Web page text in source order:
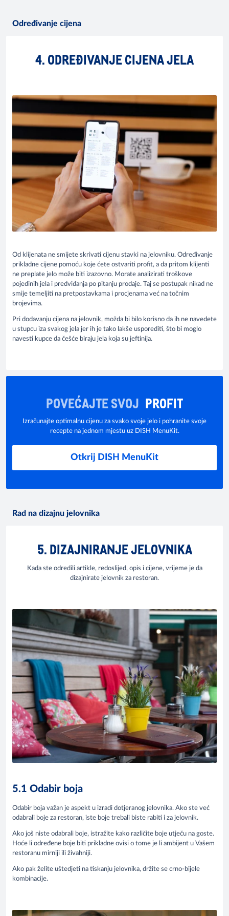
Određivanje cijena
4. ODREĐIVANJE CIJENA JELA
Od klijenata ne smijete skrivati cijenu stavki na jelovniku. Određivanje
prikladne cijene pomoću koje ćete ostvariti profit, a da pritom klijenti
ne preplate jelo može biti izazovno. Morate analizirati troškove
pojedinih jela i predviđanja po pitanju prodaje. Taj se postupak nikad ne
smije temeljiti na pretpostavkama i procjenama već na točnim
brojevima.
Pri dodavanju cijena na jelovnik, možda bi bilo korisno da ih ne navedete
u stupcu iza svakog jela jer ih je tako lakše usporediti, što bi moglo
navesti kupce da češće biraju jela koja su jeftinija.
POVEĆAJTE SVOJ PROFIT
Izračunajte optimalnu cijenu za svako svoje jelo i pohranite svoje
recepte na jednom mjestu uz DISH MenuKit.
Otkrij DISH MenuKit
Rad na dizajnu jelovnika
5. DIZAJNIRANJE JELOVNIKA
Kada ste odredili artikle, redoslijed, opis i cijene, vrijeme je da
dizajnirate jelovnik za restoran.
5.1 Odabir boja
Odabir boja važan je aspekt u izradi dotjeranog jelovnika. Ako ste već
odabrali boje za restoran, iste boje trebali biste rabiti i za jelovnik.
Ako još niste odabrali boje, istražite kako različite boje utječu na goste.
Hoće li određene boje biti prikladne ovisi o tome je li ambijent u Vašem
restoranu mirniji ili živahniji.
Ako pak želite uštedjeti na tiskanju jelovnika, držite se crno-bijele
kombinacije.